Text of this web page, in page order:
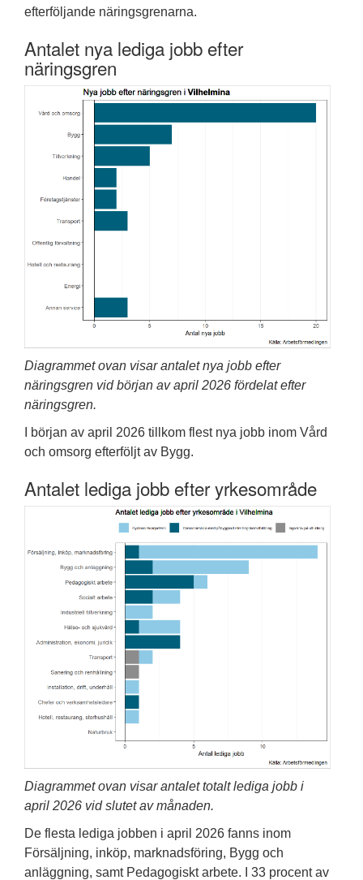
efterföljande näringsgrenarna.
Antalet nya lediga jobb efter
näringsgren
Diagrammet ovan visar antalet nya jobb efter
näringsgren vid början av april 2026 fördelat efter
näringsgren.
I början av april 2026 tillkom flest nya jobb inom Vård
och omsorg efterföljt av Bygg.
Antalet lediga jobb efter yrkesområde
Diagrammet ovan visar antalet totalt lediga jobb i
april 2026 vid slutet av månaden.
De flesta lediga jobben i april 2026 fanns inom
Försäljning, inköp, marknadsföring, Bygg och
anläggning, samt Pedagogiskt arbete. I 33 procent av